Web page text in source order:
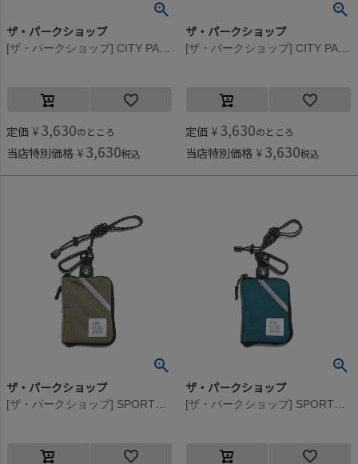
ザ・パークショップ
定価 ¥ 3,630のところ
当店特別価格 ¥ 3,630税込
ザ・パークショップ
定価 ¥ 3,630のところ
当店特別価格 ¥ 3,630税込
ザ・パークショップ ザ・パークショップ